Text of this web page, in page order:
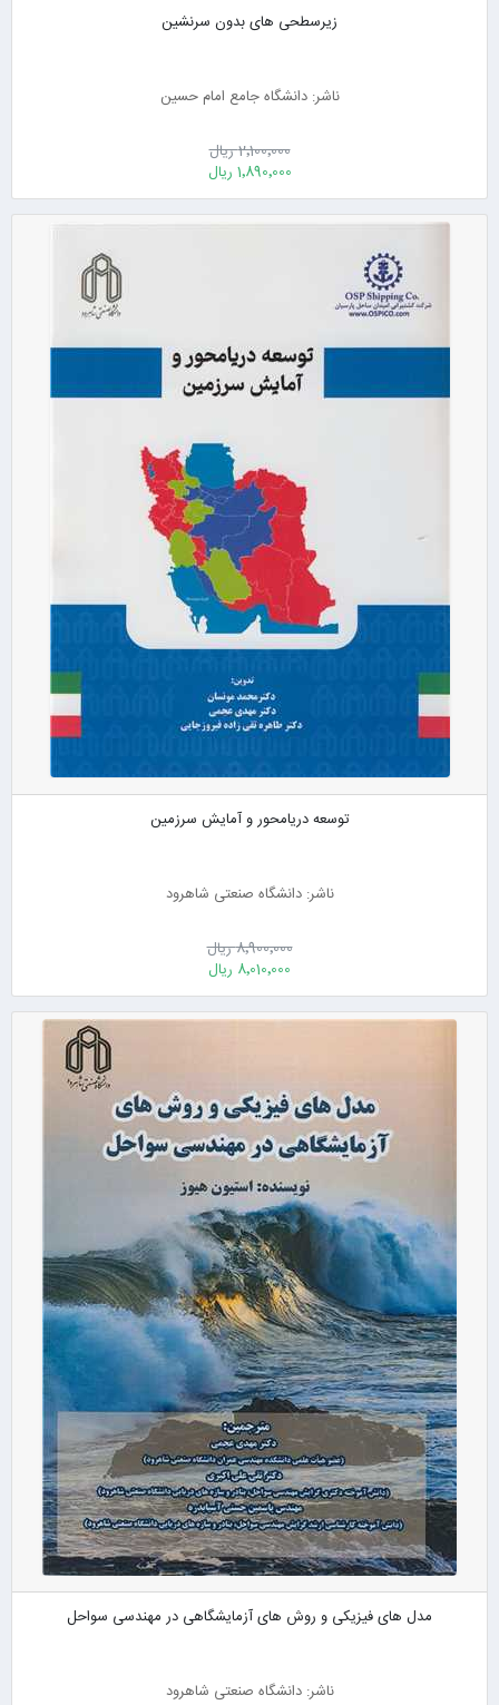
زیرسطحی های بدون سرنشین
ناشر: دانشگاه جامع امام حسین
2٬100٬000 ریال
1٬890٬000 ریال
توسعه دریامحور و آمایش سرزمین
ناشر: دانشگاه صنعتی شاهرود
8٬900٬000 ریال
8٬010٬000 ریال
مدل های فیزیکی و روش های آزمایشگاهی در مهندسی سواحل
ناشر: دانشگاه صنعتی شاهرود